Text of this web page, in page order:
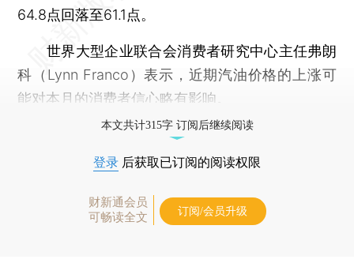
64.8点回落至61.1点。
世界大型企业联合会消费者研究中心主任弗朗
科（Lynn Franco）表示，近期汽油价格的上涨可
能对本月的消费者信心略有影响。
本文共计315字 订阅后继续阅读
登录 后获取已订阅的阅读权限
财新通会员
可畅读全文
订阅/会员升级